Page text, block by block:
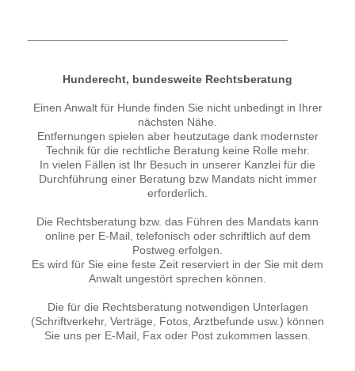
Hunderecht, bundesweite Rechtsberatung
Einen Anwalt für Hunde finden Sie nicht unbedingt in Ihrer
nächsten Nähe.
Entfernungen spielen aber heutzutage dank modernster
Technik für die rechtliche Beratung keine Rolle mehr.
In vielen Fällen ist Ihr Besuch in unserer Kanzlei für die
Durchführung einer Beratung bzw Mandats nicht immer
erforderlich.
Die Rechtsberatung bzw. das Führen des Mandats kann
online per E-Mail, telefonisch oder schriftlich auf dem
Postweg erfolgen.
Es wird für Sie eine feste Zeit reserviert in der Sie mit dem
Anwalt ungestört sprechen können.
Die für die Rechtsberatung notwendigen Unterlagen
(Schriftverkehr, Verträge, Fotos, Arztbefunde usw.) können
Sie uns per E-Mail, Fax oder Post zukommen lassen.